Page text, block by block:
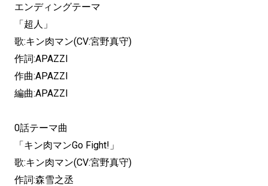
エンディングテーマ
「超人」
歌:キン肉マン(CV:宮野真守)
作詞:APAZZI
作曲:APAZZI
編曲:APAZZI
0話テーマ曲
「キン肉マンGo Fight!」
歌:キン肉マン(CV:宮野真守)
作詞:森雪之丞